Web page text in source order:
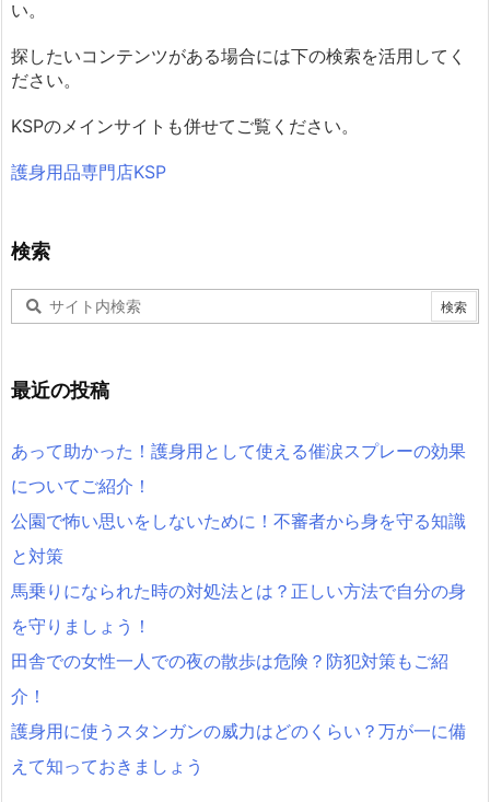
い。
探したいコンテンツがある場合には下の検索を活用してく
ださい。
KSPのメインサイトも併せてご覧ください。
護身用品専門店KSP
検索
最近の投稿
あって助かった！護身用として使える催涙スプレーの効果
についてご紹介！
公園で怖い思いをしないために！不審者から身を守る知識
と対策
馬乗りになられた時の対処法とは？正しい方法で自分の身
を守りましょう！
田舎での女性一人での夜の散歩は危険？防犯対策もご紹
介！
護身用に使うスタンガンの威力はどのくらい？万が一に備
えて知っておきましょう